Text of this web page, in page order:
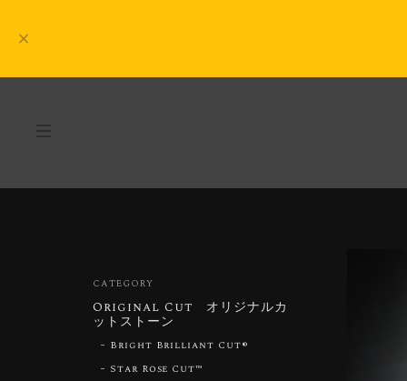
CATEGORY
Original Cut オリジナルカ
ットストーン
Bright Brilliant Cut®︎
Star Rose Cut™︎